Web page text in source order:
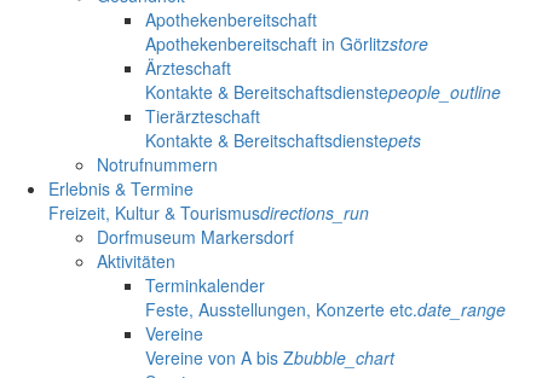
Apothekenbereitschaft
Apothekenbereitschaft in Görlitzstore
Ärzteschaft
Kontakte & Bereitschaftsdienstepeople_outline
Tierärzteschaft
Kontakte & Bereitschaftsdienstepets
Notrufnummern
Erlebnis & Termine
Freizeit, Kultur & Tourismusdirections_run
Dorfmuseum Markersdorf
Aktivitäten
Terminkalender
Feste, Ausstellungen, Konzerte etc.date_range
Vereine
Vereine von A bis Zbubble_chart